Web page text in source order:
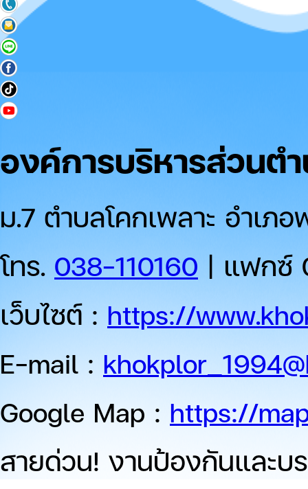
องค์การบริหารส่วนต
ม.7 ตำบลโคกเพลาะ อำเ
โทร. 038-110160 | แฟกซ์
เว็บไซต์ : https://
E-mail :
Google Map : https://
สายด่วน! งานป้องกันและบ